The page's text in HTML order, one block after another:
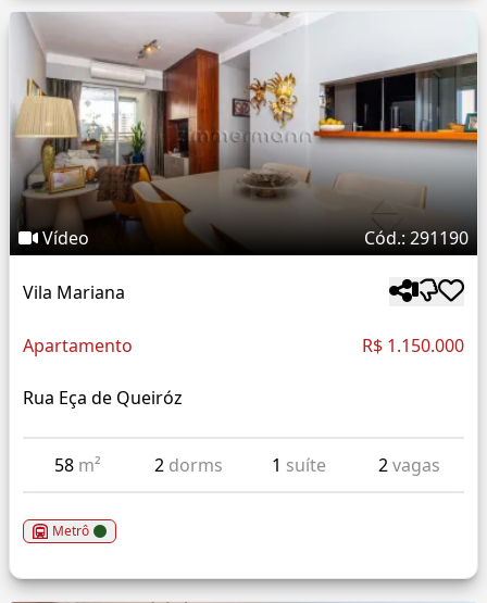
Vídeo Cód.: 291190
Vila Mariana
Apartamento R$ 1.150.000
Rua Eça de Queiróz
58 m² 2 dorms 1 suíte 2vagas
Metrô